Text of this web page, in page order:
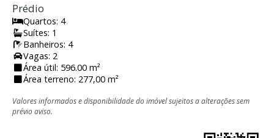
Prédio
Quartos: 4
Suítes: 1
Banheiros: 4
Vagas: 2
Área útil: 596.00 m²
Área terreno: 277,00 m²
Valores informados e disponibilidade do imóvel sujeitos a alterações sem
prévio aviso.